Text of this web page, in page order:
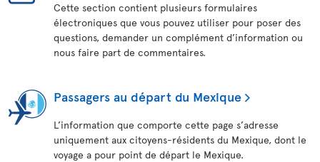
Cette section contient plusieurs formulaires
électroniques que vous pouvez utiliser pour poser des
questions, demander un complément d’information ou
nous faire part de commentaires.
Passagers au départ du Mexique
L’information que comporte cette page s’adresse
uniquement aux citoyens-résidents du Mexique, dont le
voyage a pour point de départ le Mexique.